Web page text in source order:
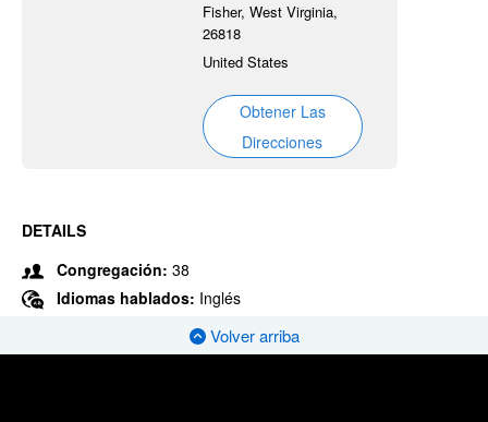
Fisher, West Virginia,
26818
United States
Obtener Las
Direcciones
DETAILS
Congregación: 38
Idiomas hablados: Inglés
Volver arriba